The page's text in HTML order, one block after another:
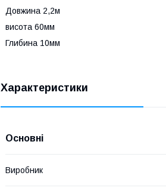
Довжина 2,2м
висота 60мм
Глибина 10мм
Характеристики
Основні
Виробник